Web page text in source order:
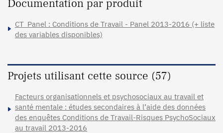
Documentation par produit
CT_Panel : Conditions de Travail - Panel 2013-2016 (+ liste
des variables disponibles)
Projets utilisant cette source (57)
Facteurs organisationnels et psychosociaux au travail et
santé mentale : études secondaires à l’aide des données
des enquêtes Conditions de Travail-Risques PsychoSociaux
au travail 2013-2016